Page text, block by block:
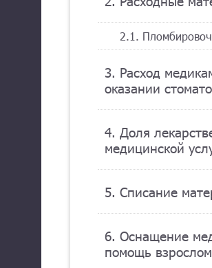
2.1.
3. Расход
оказании
4. Доля
медицинской
5. Списание
6. Оснащение
помощь